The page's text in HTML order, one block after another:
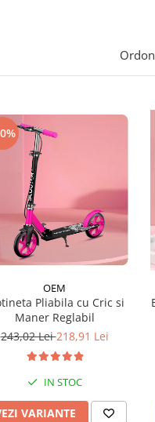
OEM
Pliabila cu Cric si
Maner Reglabil
243,02 Lei218,91 Lei
IN STOC
VARIANTE